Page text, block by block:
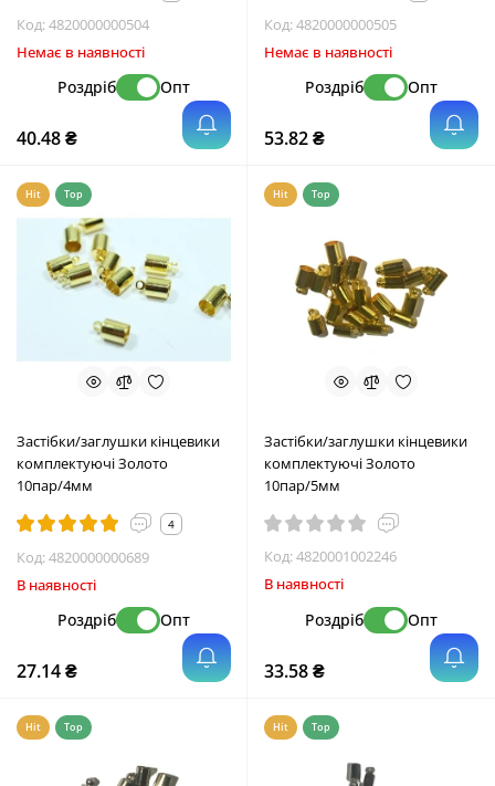
Код:4820000000504
Немає в наявності
Роздріб Опт
40.48 ₴
Код:4820000000505
Немає в наявності
Роздріб Опт
53.82 ₴
Hit Top
Застібки/заглушки кінцевики
комплектуючі Золото
10пар/4мм
4
Код:4820000000689
В наявності
Роздріб Опт
27.14 ₴
Hit Top
Застібки/заглушки кінцевики
комплектуючі Золото
10пар/5мм
Код:4820001002246
В наявності
Роздріб Опт
33.58 ₴
Hit Top Hit Top